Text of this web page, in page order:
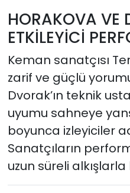
HORAKOVA VE
ETKİLEYİCİ
Keman sanatçısı
zarif ve güçlü
Dvorak’ın teknik
uyumu sahneye
boyunca izleyiciler
Sanatçıların
uzun süreli alkışlarla